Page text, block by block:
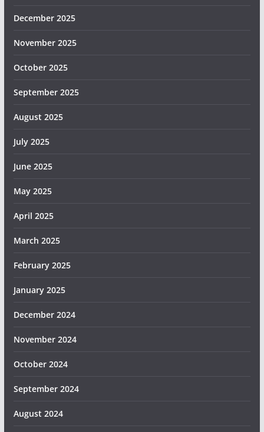
December 2025
November 2025
October 2025
September 2025
August 2025
July 2025
June 2025
May 2025
April 2025
March 2025
February 2025
January 2025
December 2024
November 2024
October 2024
September 2024
August 2024